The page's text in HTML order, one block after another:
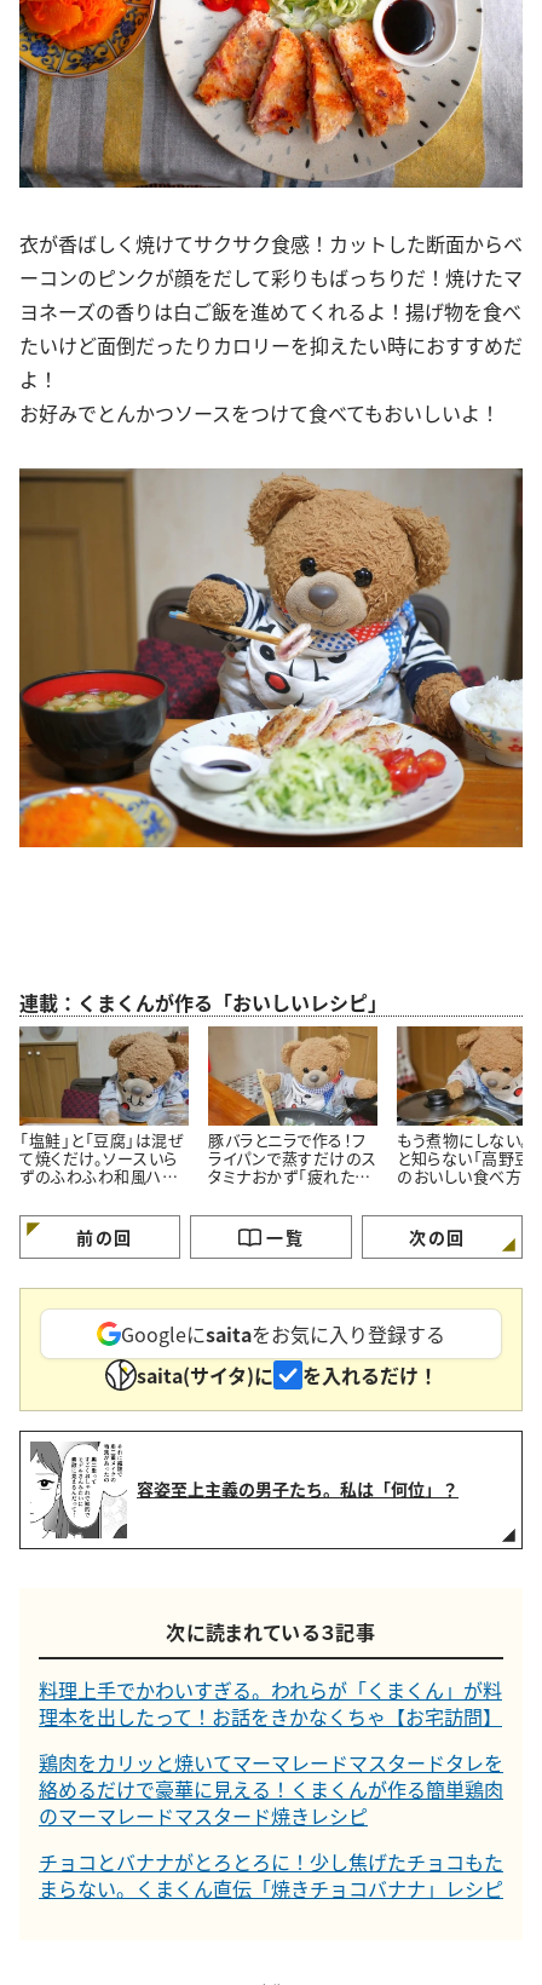
衣が香ばしく焼けてサクサク食感！カットした断面からベ
ーコンのピンクが顔をだして彩りもばっちりだ！焼けたマ
ヨネーズの香りは白ご飯を進めてくれるよ！揚げ物を食べ
たいけど面倒だったりカロリーを抑えたい時におすすめだ
よ！
お好みでとんかつソースをつけて食べてもおいしいよ！
連載：くまくんが作る「おいしいレシピ」
「塩鮭」と「豆腐」は混ぜ
て焼くだけ。ソースいら
ずのふわふわ和風ハン
豚バラとニラで作る！フ
ライパンで蒸すだけのス
タミナおかず「疲れた体
もう煮物にしない。
と知らない「高野豆
のおいしい食べ方
前の回 一覧 次の回
Googleにsaitaをお気に入り登録する
saita(サイタ)に
を入れるだけ！
容姿至上主義の男子たち。私は「何位」？
次に読まれている３記事
料理上手でかわいすぎる。われらが「くまくん」が料
理本を出したって！お話をきかなくちゃ【お宅訪問】
鶏肉をカリッと焼いてマーマレードマスタードタレを
絡めるだけで豪華に見える！くまくんが作る簡単鶏肉
のマーマレードマスタード焼きレシピ
チョコとバナナがとろとろに！少し焦げたチョコもた
まらない。くまくん直伝「焼きチョコバナナ」レシピ